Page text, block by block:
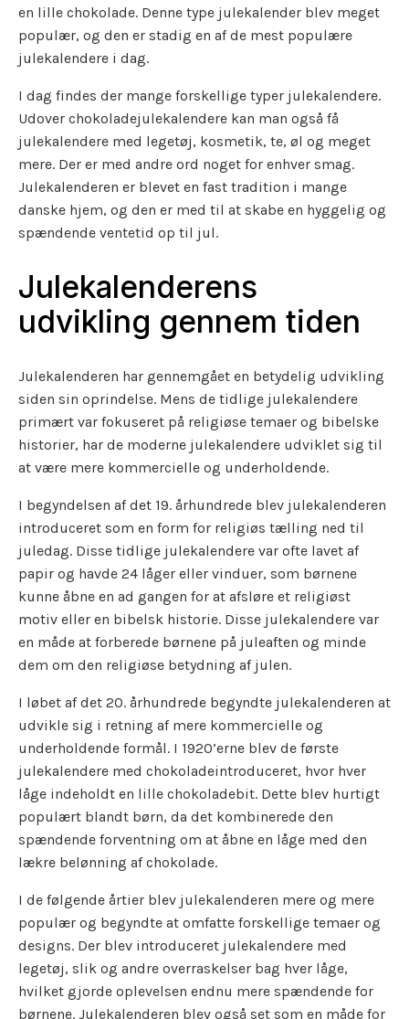
en lille chokolade. Denne type julekalender blev meget
populær, og den er stadig en af de mest populære
julekalendere i dag.
I dag findes der mange forskellige typer julekalendere.
Udover chokoladejulekalendere kan man også få
julekalendere med legetøj, kosmetik, te, øl og meget
mere. Der er med andre ord noget for enhver smag.
Julekalenderen er blevet en fast tradition i mange
danske hjem, og den er med til at skabe en hyggelig og
spændende ventetid op til jul.
Julekalenderens
udvikling gennem tiden
Julekalenderen har gennemgået en betydelig udvikling
siden sin oprindelse. Mens de tidlige julekalendere
primært var fokuseret på religiøse temaer og bibelske
historier, har de moderne julekalendere udviklet sig til
at være mere kommercielle og underholdende.
I begyndelsen af det 19. århundrede blev julekalenderen
introduceret som en form for religiøs tælling ned til
juledag. Disse tidlige julekalendere var ofte lavet af
papir og havde 24 låger eller vinduer, som børnene
kunne åbne en ad gangen for at afsløre et religiøst
motiv eller en bibelsk historie. Disse julekalendere var
en måde at forberede børnene på juleaften og minde
dem om den religiøse betydning af julen.
I løbet af det 20. århundrede begyndte julekalenderen at
udvikle sig i retning af mere kommercielle og
underholdende formål. I 1920’erne blev de første
julekalendere med chokoladeintroduceret, hvor hver
låge indeholdt en lille chokoladebit. Dette blev hurtigt
populært blandt børn, da det kombinerede den
spændende forventning om at åbne en låge med den
lækre belønning af chokolade.
I de følgende årtier blev julekalenderen mere og mere
populær og begyndte at omfatte forskellige temaer og
designs. Der blev introduceret julekalendere med
legetøj, slik og andre overraskelser bag hver låge,
hvilket gjorde oplevelsen endnu mere spændende for
børnene. Julekalenderen blev også set som en måde for